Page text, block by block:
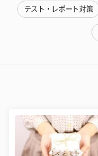
テスト・レポート対策